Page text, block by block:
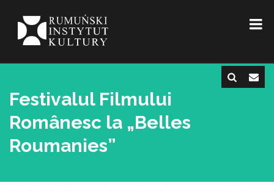
Festivalul Filmului
Românesc la „Belles
Roumanies”